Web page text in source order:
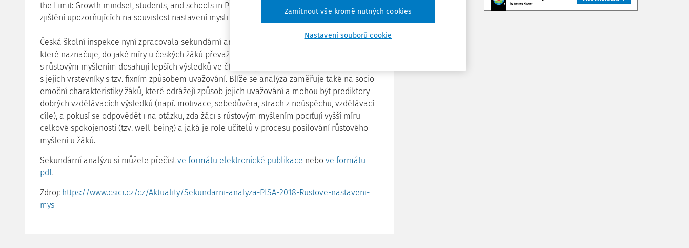
the Limit: Growth mindset, students, and schools in PISA (
), která přináší řadu zajímavých
zjištění upozorňujících na souvislost nastavení mysli se vzdělávacími výsledky žáků.
Česká školní inspekce nyní zpracovala sekundární analýzu ve vztahu k českému prostředí, ve
které naznačuje, do jaké míry u českých žáků převažuje tzv. růstové myšlení a zda žáci
s růstovým myšlením dosahují lepších výsledků ve čtenářských dovednostech ve srovnání
s jejich vrstevníky s tzv. fixním způsobem uvažování. Blíže se analýza zaměřuje také na socio-
emoční charakteristiky žáků, které odrážejí způsob jejich uvažování a mohou být prediktory
dobrých vzdělávacích výsledků (např. motivace, sebedůvěra, strach z neúspěchu, vzdělávací
cíle), a pokusí se odpovědět i na otázku, zda žáci s růstovým myšlením pociťují vyšší míru
celkové spokojenosti (tzv. well-being) a jaká je role učitelů v procesu posilování růstového
myšlení u žáků.
Sekundární analýzu si můžete přečístve formátu elektronické publikace nebo ve formátu
pdf.
Zdroj: https://www.csicr.cz/cz/Aktuality/Sekundarni-analyza-PISA-2018-Rustove-nastaveni-
mys
Nastavení souborů cookie
Zamítnout vše kromě nutných cookies